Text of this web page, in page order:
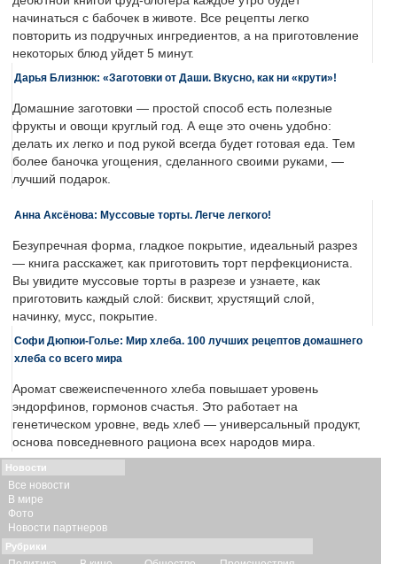
начинаться с бабочек в животе. Все рецепты легко
повторить из подручных ингредиентов, а на приготовление
некоторых блюд уйдет 5 минут.
Дарья Близнюк: «Заготовки от Даши. Вкусно, как ни «крути»!
Домашние заготовки — простой способ есть полезные
фрукты и овощи круглый год. А еще это очень удобно:
делать их легко и под рукой всегда будет готовая еда. Тем
более баночка угощения, сделанного своими руками, —
лучший подарок.
Анна Аксёнова: Муссовые торты. Легче легкого!
Безупречная форма, гладкое покрытие, идеальный разрез
— книга расскажет, как приготовить торт перфекциониста.
Вы увидите муссовые торты в разрезе и узнаете, как
приготовить каждый слой: бисквит, хрустящий слой,
начинку, мусс, покрытие.
Софи Дюпюи-Голье: Мир хлеба. 100 лучших рецептов домашнего
хлеба со всего мира
Аромат свежеиспеченного хлеба повышает уровень
эндорфинов, гормонов счастья. Это работает на
генетическом уровне, ведь хлеб — универсальный продукт,
основа повседневного рациона всех народов мира.
Новости
Все новости
В мире
Фото
Новости партнеров
Рубрики